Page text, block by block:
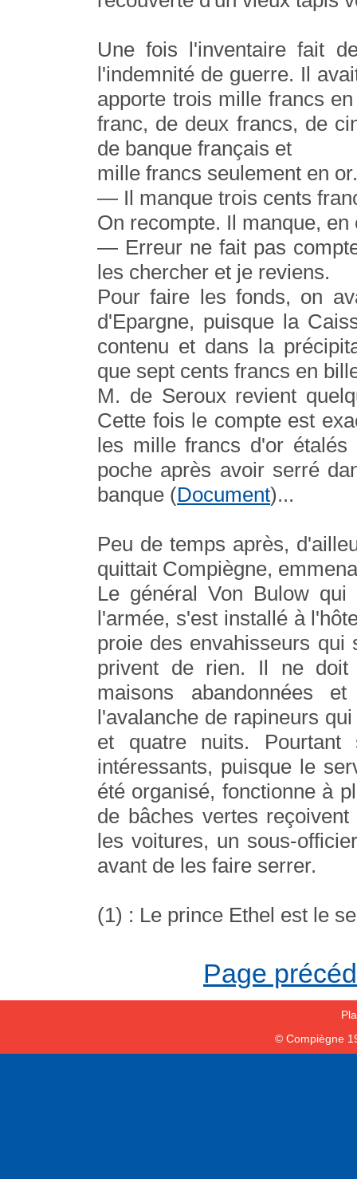
Une fois l'inventaire fait
l'indemnité de guerre. Il
apporte trois mille francs
franc, de deux francs, de
de banque français et
mille francs seulement en or.
— Il manque trois cents
On recompte. Il manque,
— Erreur ne fait pas
les chercher et je reviens.
Pour faire les fonds, on
d'Epargne, puisque la
contenu et dans la
que sept cents francs en
M. de Seroux revient
Cette fois le compte est
les mille francs d'or
poche après avoir serré
banque (Document)...
Peu de temps après,
quittait Compiègne,
Le général Von Bulow
l'armée, s'est installé à
proie des envahisseurs
privent de rien. Il ne doit
maisons abandonnées
l'avalanche de rapineurs
et quatre nuits.
intéressants, puisque le
été organisé, fonctionne à
de bâches vertes
les voitures, un sous-
avant de les faire serrer.
(1) : Le prince Ethel est le
Page
© Compiègne